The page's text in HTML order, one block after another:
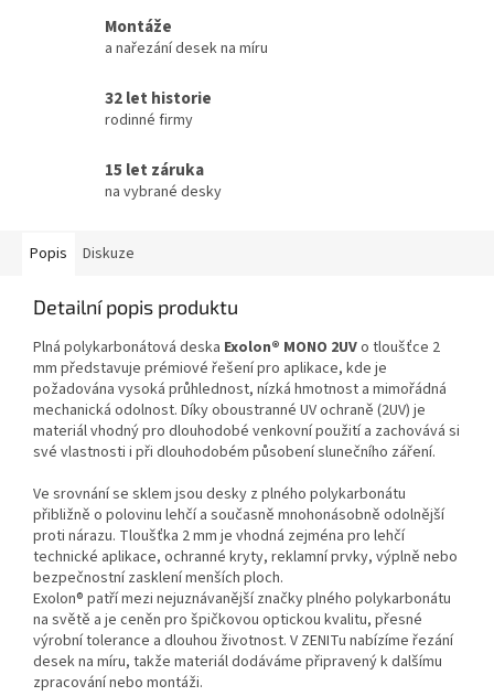
Montáže
a nařezání desek na míru
32 let historie
rodinné firmy
15 let záruka
na vybrané desky
Popis Diskuze
Detailní popis produktu
Plná polykarbonátová deska Exolon® MONO 2UVo tloušťce 2
mm představuje prémiové řešení pro aplikace, kde je
požadována vysoká průhlednost, nízká hmotnost a mimořádná
mechanická odolnost. Díky oboustranné UV ochraně (2UV) je
materiál vhodný pro dlouhodobé venkovní použití a zachovává si
své vlastnosti i při dlouhodobém působení slunečního záření.
Ve srovnání se sklem jsou desky z plného polykarbonátu
přibližně o polovinu lehčí a současně mnohonásobně odolnější
proti nárazu. Tloušťka 2 mm je vhodná zejména pro lehčí
technické aplikace, ochranné kryty, reklamní prvky, výplně nebo
bezpečnostní zasklení menších ploch.
Exolon® patří mezi nejuznávanější značky plného polykarbonátu
na světě a je ceněn pro špičkovou optickou kvalitu, přesné
výrobní tolerance a dlouhou životnost. V ZENITu nabízíme řezání
desek na míru, takže materiál dodáváme připravený k dalšímu
zpracování nebo montáži.